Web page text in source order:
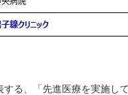
する、「先進医療を実施し